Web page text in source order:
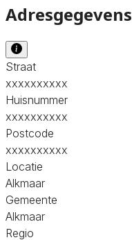
Adresgegevens
Straat
xxxxxxxxxx
Huisnummer
xxxxxxxxxx
Postcode
xxxxxxxxxx
Locatie
Alkmaar
Gemeente
Alkmaar
Regio